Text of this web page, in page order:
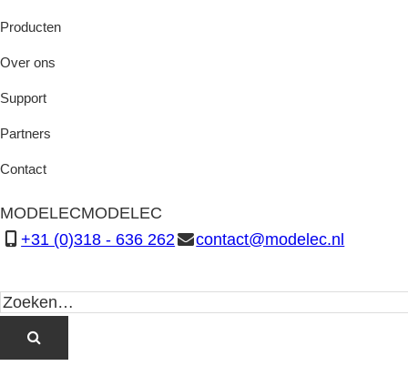
Producten
Over ons
Support
Partners
Contact
MODELECMODELEC
+31 (0)318 - 636 262
contact@modelec.nl